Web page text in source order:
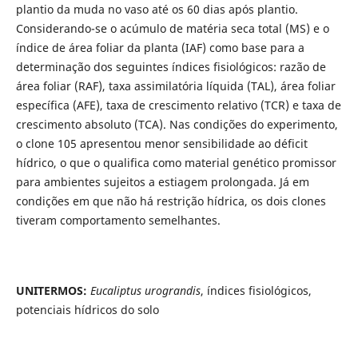
plantio da muda no vaso até os 60 dias após plantio.
Considerando-se o acúmulo de matéria seca total (MS) e o
índice de área foliar da planta (IAF) como base para a
determinação dos seguintes índices fisiológicos: razão de
área foliar (RAF), taxa assimilatória líquida (TAL), área foliar
específica (AFE), taxa de crescimento relativo (TCR) e taxa de
crescimento absoluto (TCA). Nas condições do experimento,
o clone 105 apresentou menor sensibilidade ao déficit
hídrico, o que o qualifica como material genético promissor
para ambientes sujeitos a estiagem prolongada. Já em
condições em que não há restrição hídrica, os dois clones
tiveram comportamento semelhantes.
UNITERMOS: Eucaliptus urograndis, índices fisiológicos,
potenciais hídricos do solo